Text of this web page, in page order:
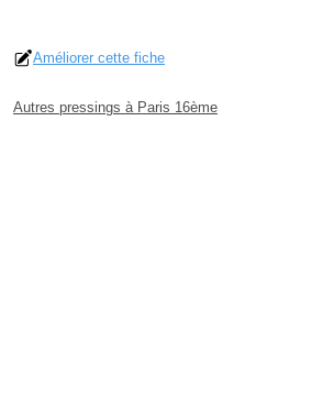
Améliorer cette fiche
Autres pressings à Paris 16ème